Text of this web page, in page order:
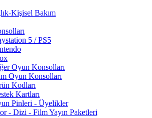
Kişisel Bakım
5 / PS5
Oyun Konsolları
Oyun Konsolları
Kodları
Kartları
Pinleri - Üyelikler
- Dizi - Film Yayın Paketleri